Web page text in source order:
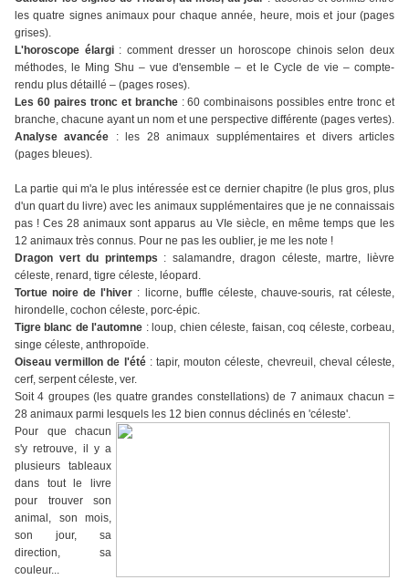
les quatre signes animaux pour chaque année, heure, mois et jour (pages
grises).
L'horoscope élargi: comment dresser un horoscope chinois selon deux
méthodes, le Ming Shu – vue d'ensemble – et le Cycle de vie – compte-
rendu plus détaillé – (pages roses).
Les 60 paires tronc et branche: 60 combinaisons possibles entre tronc et
branche, chacune ayant un nom et une perspective différente (pages vertes).
Analyse avancée : les 28 animaux supplémentaires et divers articles
(pages bleues).
La partie qui m'a le plus intéressée est ce dernier chapitre (le plus gros, plus
d'un quart du livre) avec les animaux supplémentaires que je ne connaissais
pas ! Ces 28 animaux sont apparus au VIe siècle, en même temps que les
12 animaux très connus. Pour ne pas les oublier, je me les note !
Dragon vert du printemps : salamandre, dragon céleste, martre, lièvre
céleste, renard, tigre céleste, léopard.
Tortue noire de l'hiver : licorne, buffle céleste, chauve-souris, rat céleste,
hirondelle, cochon céleste, porc-épic.
Tigre blanc de l'automne : loup, chien céleste, faisan, coq céleste, corbeau,
singe céleste, anthropoïde.
Oiseau vermillon de l'été: tapir, mouton céleste, chevreuil, cheval céleste,
cerf, serpent céleste, ver.
Soit 4 groupes (les quatre grandes constellations) de 7 animaux chacun =
28 animaux parmi lesquels les 12 bien connus déclinés en 'céleste'.
Pour que chacun
s'y retrouve, il y a
plusieurs tableaux
dans tout le livre
pour trouver son
animal, son mois,
son jour, sa
direction, sa
couleur...